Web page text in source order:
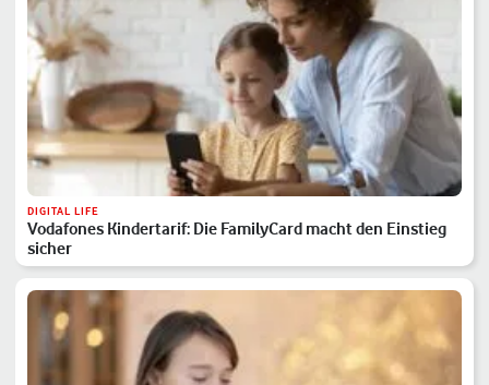
DIGITAL LIFE
Vodafones Kindertarif: Die FamilyCard macht den Einstieg
sicher